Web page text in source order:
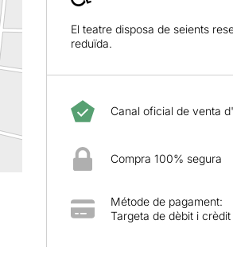
El teatre disposa de seients
reduïda.
Canal oficial de venta
Compra 100% segura
Métode de pagament:
Targeta de dèbit i crèdit